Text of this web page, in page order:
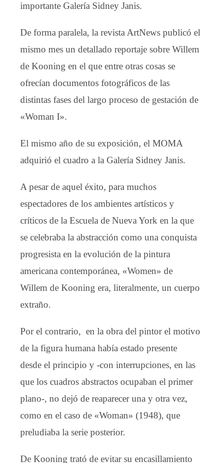
importante Galería Sidney Janis.
De forma paralela, la revista ArtNews publicó el
mismo mes un detallado reportaje sobre Willem
de Kooning en el que entre otras cosas se
ofrecían documentos fotográficos de las
distintas fases del largo proceso de gestación de
«Woman I».
El mismo año de su exposición, el MOMA
adquirió el cuadro a la Galería Sidney Janis.
A pesar de aquel éxito, para muchos
espectadores de los ambientes artísticos y
críticos de la Escuela de Nueva York en la que
se celebraba la abstracción como una conquista
progresista en la evolución de la pintura
americana contemporánea, «Women» de
Willem de Kooning era, literalmente, un cuerpo
extraño.
Por el contrario, en la obra del pintor el motivo
de la figura humana había estado presente
desde el principio y -con interrupciones, en las
que los cuadros abstractos ocupaban el primer
plano-, no dejó de reaparecer una y otra vez,
como en el caso de «Woman» (1948), que
preludiaba la serie posterior.
De Kooning trató de evitar su encasillamiento